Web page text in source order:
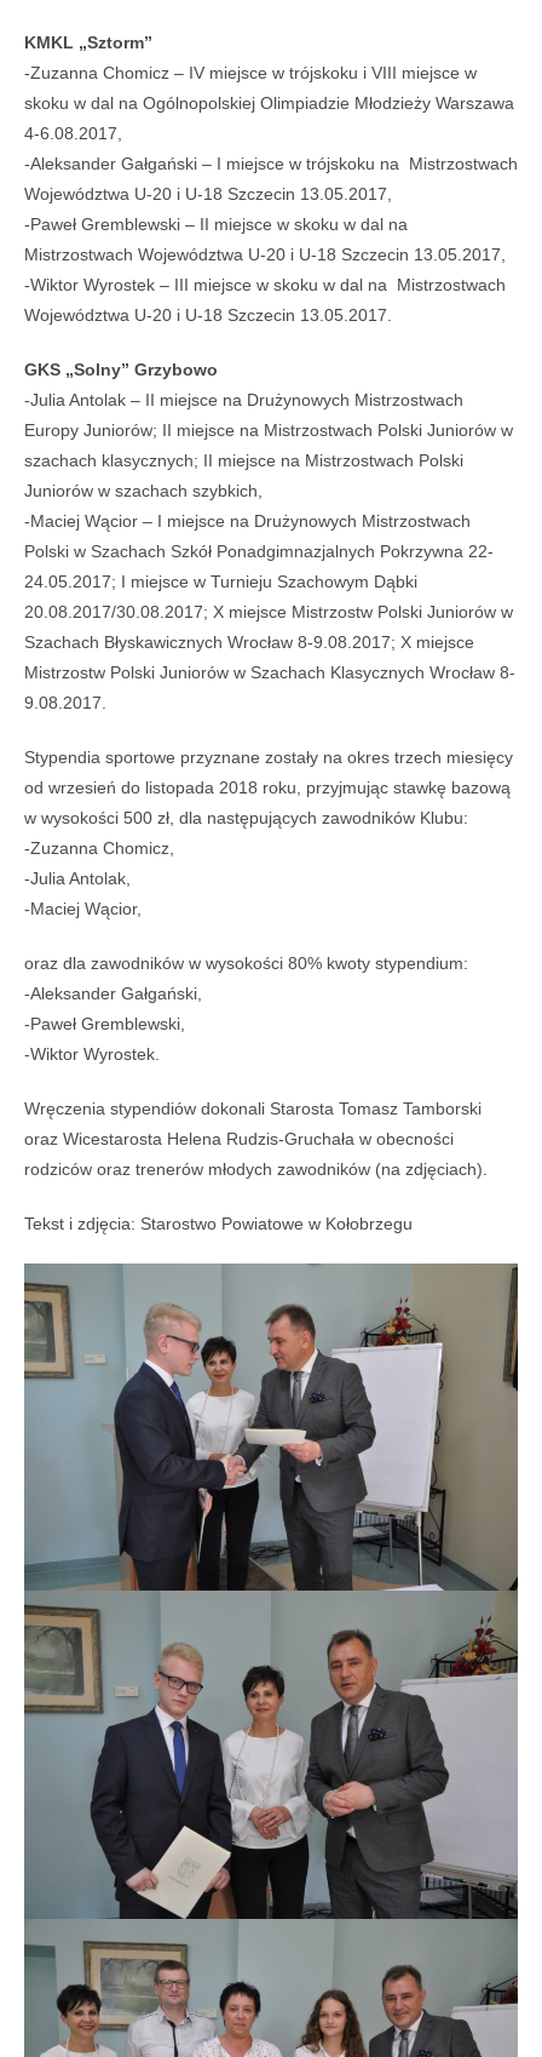
KMKL „Sztorm”
-Zuzanna Chomicz – IV miejsce w trójskoku i VIII miejsce w
skoku w dal na Ogólnopolskiej Olimpiadzie Młodzieży Warszawa
4-6.08.2017,
-Aleksander Gałgański – I miejsce w trójskoku na Mistrzostwach
Województwa U-20 i U-18 Szczecin 13.05.2017,
-Paweł Gremblewski – II miejsce w skoku w dal na
Mistrzostwach Województwa U-20 i U-18 Szczecin 13.05.2017,
-Wiktor Wyrostek – III miejsce w skoku w dal na Mistrzostwach
Województwa U-20 i U-18 Szczecin 13.05.2017.
GKS „Solny” Grzybowo
-Julia Antolak – II miejsce na Drużynowych Mistrzostwach
Europy Juniorów; II miejsce na Mistrzostwach Polski Juniorów w
szachach klasycznych; II miejsce na Mistrzostwach Polski
Juniorów w szachach szybkich,
-Maciej Wącior – I miejsce na Drużynowych Mistrzostwach
Polski w Szachach Szkół Ponadgimnazjalnych Pokrzywna 22-
24.05.2017; I miejsce w Turnieju Szachowym Dąbki
20.08.2017/30.08.2017; X miejsce Mistrzostw Polski Juniorów w
Szachach Błyskawicznych Wrocław 8-9.08.2017; X miejsce
Mistrzostw Polski Juniorów w Szachach Klasycznych Wrocław 8-
9.08.2017.
Stypendia sportowe przyznane zostały na okres trzech miesięcy
od wrzesień do listopada 2018 roku, przyjmując stawkę bazową
w wysokości 500 zł, dla następujących zawodników Klubu:
-Zuzanna Chomicz,
-Julia Antolak,
-Maciej Wącior,
oraz dla zawodników w wysokości 80% kwoty stypendium:
-Aleksander Gałgański,
-Paweł Gremblewski,
-Wiktor Wyrostek.
Wręczenia stypendiów dokonali Starosta Tomasz Tamborski
oraz Wicestarosta Helena Rudzis-Gruchała w obecności
rodziców oraz trenerów młodych zawodników (na zdjęciach).
Tekst i zdjęcia: Starostwo Powiatowe w Kołobrzegu